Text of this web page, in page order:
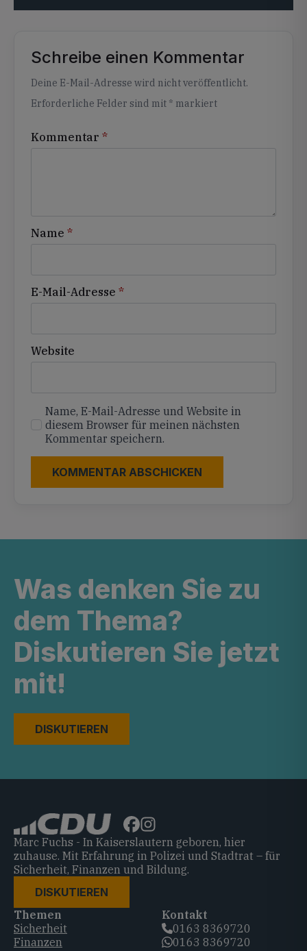
Schreibe einen Kommentar
Deine E-Mail-Adresse wird nicht veröffentlicht.
Erforderliche Felder sind mit * markiert
Kommentar *
Name *
E-Mail-Adresse *
Website
Name, E-Mail-Adresse und Website in
diesem Browser für meinen nächsten
Kommentar speichern.
Alternative:
Was denken Sie zu
dem Thema?
Diskutieren Sie jetzt
mit!
DISKUTIEREN
Marc Fuchs - In Kaiserslautern geboren, hier
zuhause. Mit Erfahrung in Polizei und Stadtrat – für
Sicherheit, Finanzen und Bildung.
DISKUTIEREN
Themen
Sicherheit
Finanzen
Kontakt
0163 8369720‬
0163 8369720‬